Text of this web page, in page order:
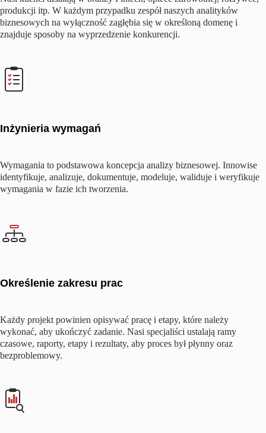
produkcji itp. W każdym przypadku zespół naszych analityków
biznesowych na wyłączność zagłębia się w określoną domenę i
znajduje sposoby na wyprzedzenie konkurencji.
Inżynieria wymagań
Wymagania to podstawowa koncepcja analizy biznesowej. Innowise
identyfikuje, analizuje, dokumentuje, modeluje, waliduje i weryfikuje
wymagania w fazie ich tworzenia.
Określenie zakresu prac
Każdy projekt powinien opisywać pracę i etapy, które należy
wykonać, aby ukończyć zadanie. Nasi specjaliści ustalają ramy
czasowe, raporty, etapy i rezultaty, aby proces był płynny oraz
bezproblemowy.